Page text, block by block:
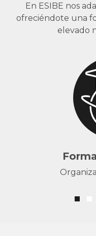
En ESIBE nos
ofreciéndote una
elevado